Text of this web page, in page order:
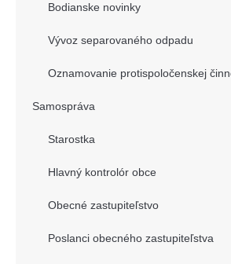
Bodianske novinky
Vývoz separovaného odpadu
Oznamovanie protispoločenskej
Samospráva
Starostka
Hlavný kontrolór obce
Obecné zastupiteľstvo
Poslanci obecného zastupiteľstva